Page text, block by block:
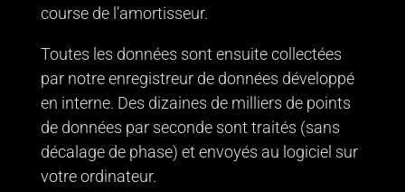
course de l’amortisseur.
Toutes les données sont ensuite collectées
par notre enregistreur de données développé
en interne. Des dizaines de milliers de points
de données par seconde sont traités (sans
décalage de phase) et envoyés au logiciel sur
votre ordinateur.